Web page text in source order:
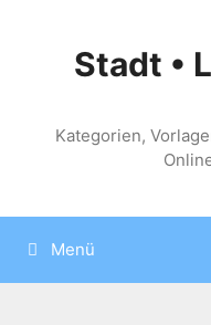
springenStadt •
Kategorien,
Menü